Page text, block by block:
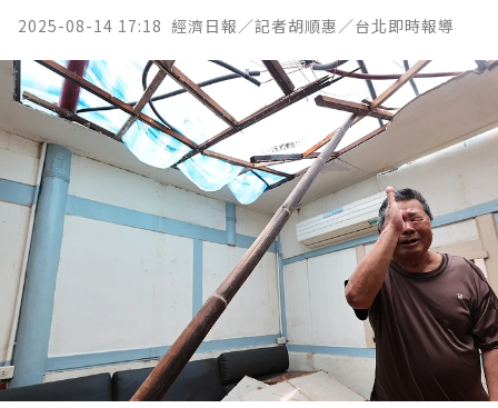
2025-08-14 17:18 經濟日報／記者胡順惠／台北即時報導